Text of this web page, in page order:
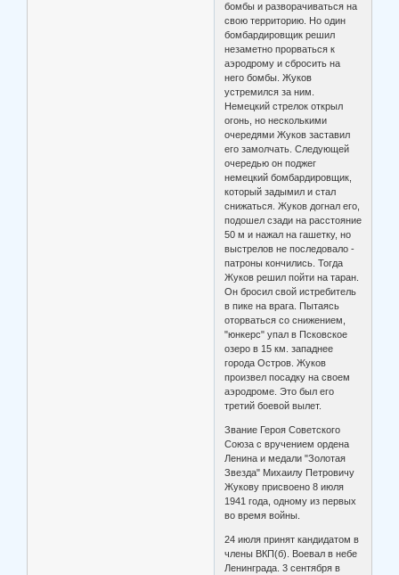
бомбы и разворачиваться на
свою территорию. Но один
бомбардировщик решил
незаметно прорваться к
аэродрому и сбросить на
него бомбы. Жуков
устремился за ним.
Немецкий стрелок открыл
огонь, но несколькими
очередями Жуков заставил
его замолчать. Следующей
очередью он поджег
немецкий бомбардировщик,
который задымил и стал
снижаться. Жуков догнал его,
подошел сзади на расстояние
50 м и нажал на гашетку, но
выстрелов не последовало -
патроны кончились. Тогда
Жуков решил пойти на таран.
Он бросил свой истребитель
в пике на врага. Пытаясь
оторваться со снижением,
"юнкерс" упал в Псковское
озеро в 15 км. западнее
города Остров. Жуков
произвел посадку на своем
аэродроме. Это был его
третий боевой вылет.
Звание Героя Советского
Союза с вручением ордена
Ленина и медали "Золотая
Звезда" Михаилу Петровичу
Жукову присвоено 8 июля
1941 года, одному из первых
во время войны.
24 июля принят кандидатом в
члены ВКП(б). Воевал в небе
Ленинграда. 3 сентября в